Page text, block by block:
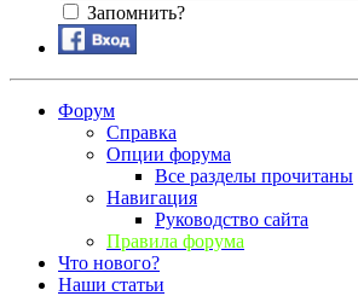
Запомнить?
Форум
Справка
Опции форума
Все разделы прочитаны
Навигация
Руководство сайта
Правила форума
Что нового?
Наши статьи